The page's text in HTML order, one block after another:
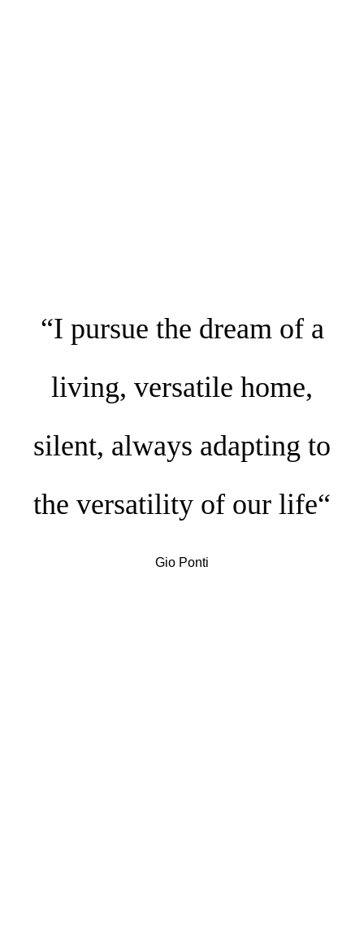
“I pursue the dream of a
living, versatile home,
silent, always adapting to
the versatility of our life“
Gio Ponti